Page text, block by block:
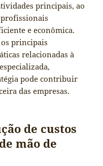
principais, ao
e econômica.
principais
relacionadas à
pode contribuir
das empresas.
de custos
mão de